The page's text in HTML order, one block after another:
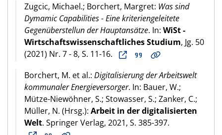
Zugcic, Michael.; Borchert, Margret: Was sind
Dymamic Capabilities - Eine kriteriengeleitete
Gegenüberstellun der Hauptansätze. In: WiSt -
Wirtschaftswissenschaftliches Studium, Jg. 50
(2021) Nr. 7 - 8, S. 11-16.
Borchert, M. et al.: Digitalisierung der Arbeitswelt
kommunaler Energieversorger. In: Bauer, W.;
Mütze-Niewöhner, S.; Stowasser, S.; Zanker, C.;
Müller, N. (Hrsg.): Arbeit in der digitalisierten
Welt. Springer Verlag, 2021, S. 385-397.